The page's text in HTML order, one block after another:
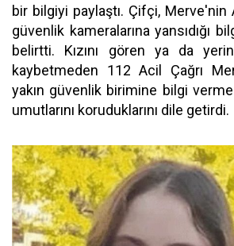
bir bilgiyi paylaştı. Çifçi, Merve'nin
güvenlik kameralarına yansıdığı
belirtti. Kızını gören ya da
kaybetmeden 112 Acil Çağrı
yakın güvenlik birimine bilgi
umutlarını koruduklarını dile getirdi.